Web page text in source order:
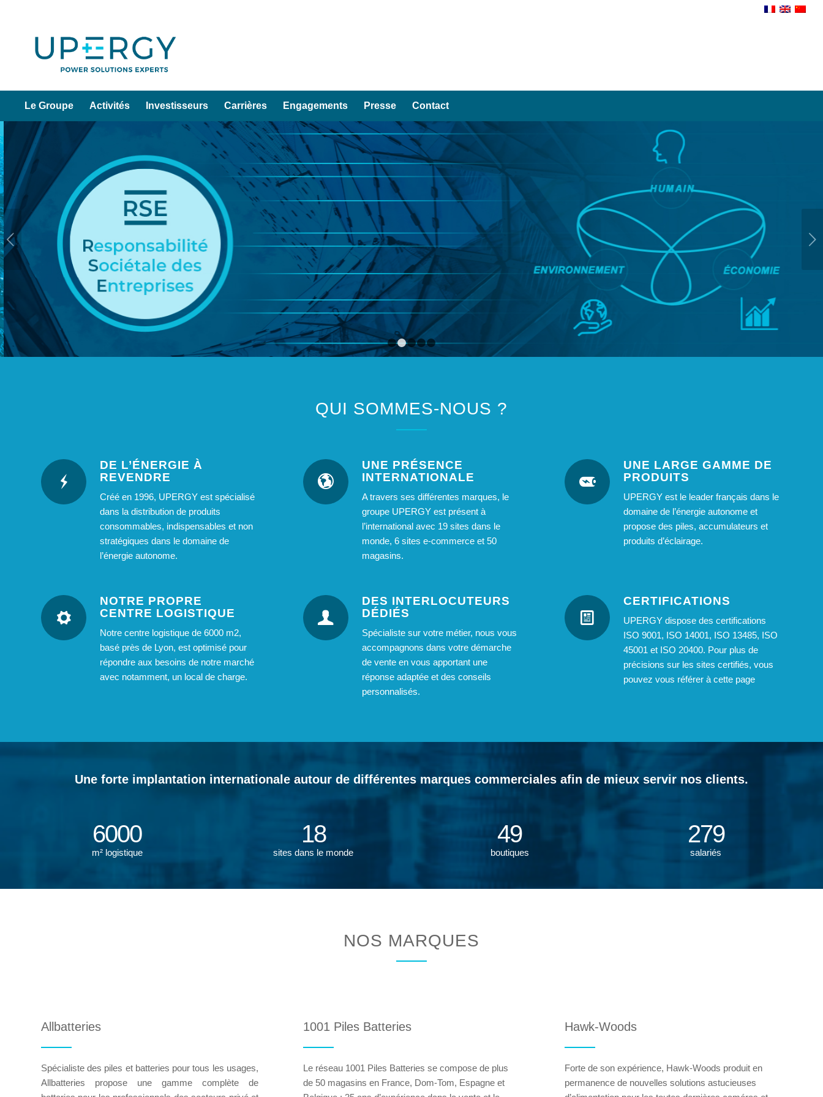
Le Groupe Activités Investisseurs Carrières Engagements Presse Contact
Suivant
QUI SOMMES-NOUS ?
DE L’ÉNERGIE À
REVENDRE
Créé en 1996, UPERGY est spécialisé
dans la distribution de produits
consommables, indispensables et non
stratégiques dans le domaine de
l’énergie autonome.
UNE PRÉSENCE
INTERNATIONALE
A travers ses différentes marques, le
groupe UPERGY est présent à
l’international avec 19 sites dans le
monde, 6 sites e-commerce et 50
magasins.
UNE LARGE GAMME DE
PRODUITS
UPERGY est le leader français dans le
domaine de l’énergie autonome et
propose des piles, accumulateurs et
produits d’éclairage.
NOTRE PROPRE
CENTRE LOGISTIQUE
Notre centre logistique de 6000 m2,
basé près de Lyon, est optimisé pour
répondre aux besoins de notre marché
avec notamment, un local de charge.
DES INTERLOCUTEURS
DÉDIÉS
Spécialiste sur votre métier, nous vous
accompagnons dans votre démarche
de vente en vous apportant une
réponse adaptée et des conseils
personnalisés.
CERTIFICATIONS
UPERGY dispose des certifications
ISO 9001, ISO 14001, ISO 13485, ISO
45001 et ISO 20400. Pour plus de
précisions sur les sites certifiés, vous
pouvez vous référer àcette page
Une forte implantation internationale autour de différentes marques commerciales afin de mieux servir nos clients.
6000
m² logistique
18
sites dans le monde
49
boutiques
279
salariés
NOS MARQUES
Allbatteries
Spécialiste des piles et batteries pour tous les usages,
Allbatteries propose une gamme complète de
1001 Piles Batteries
Le réseau 1001 Piles Batteries se compose de plus
de 50 magasins en France, Dom-Tom, Espagne et
Hawk-Woods
Forte de son expérience, Hawk-Woods produit en
permanence de nouvelles solutions astucieuses